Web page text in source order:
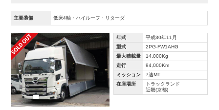
主要装備 低床4軸・ハイルーフ・リターダ
年式
平成30年11月
型式
2PG-FW1AHG
最大積載量
14,000Kg
走行
94,000Km
ミッション
7速MT
在庫場所
トラックランド
近畿(京都)